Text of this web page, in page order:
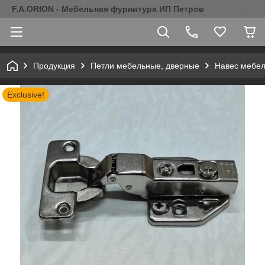
F.A.ORION - Мебельная фурнитура ИП Петров
Продукция Петли мебельные, дверные Навес
Exclusive!